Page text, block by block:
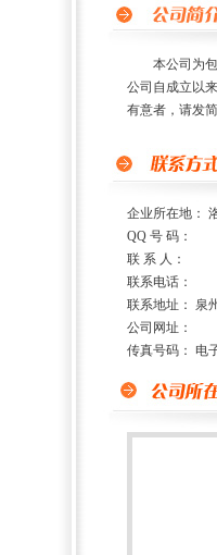
本公司为包
公司自成立以
有意者，请发
企业所在地：
QQ 号 码：
联 系 人：
联系电话：
联系地址： 泉
公司网址：
传真号码： 电